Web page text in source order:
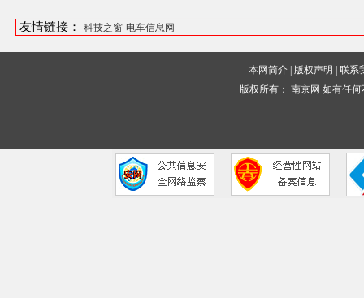
友情链接： 科技之窗 电车信息网
本网简介 版权声明 |联系
版权所有：南京网 如有任